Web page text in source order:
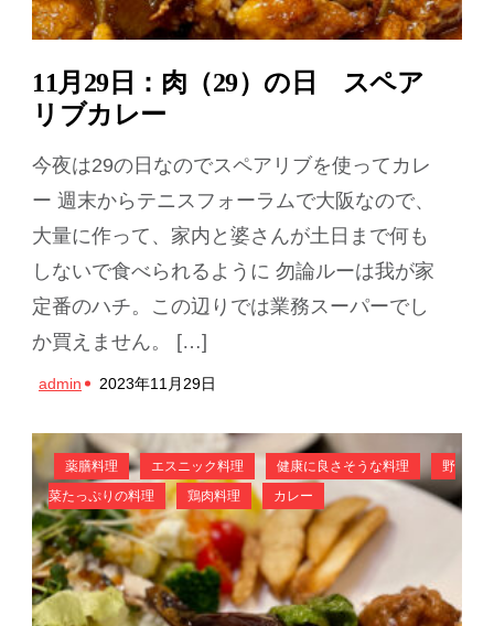
11月29日：肉（29）の日 スペア
リブカレー
今夜は29の日なのでスペアリブを使ってカレ
ー 週末からテニスフォーラムで大阪なので、
大量に作って、家内と婆さんが土日まで何も
しないで食べられるように 勿論ルーは我が家
定番のハチ。この辺りでは業務スーパーでし
か買えません。 […]
admin 2023年11月29日
薬膳料理 エスニック料理 健康に良さそうな料理
野
菜たっぷりの料理
鶏肉料理 カレー